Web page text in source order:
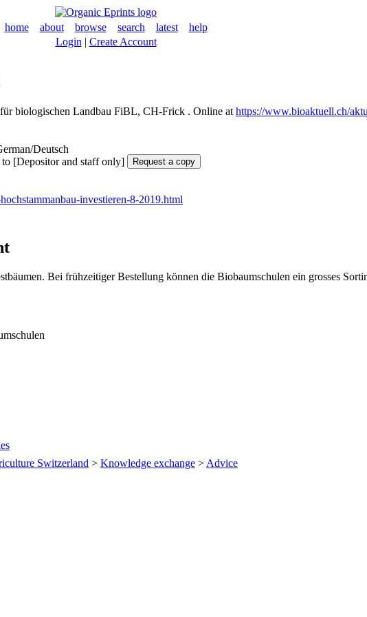
home about browse search latest
help
Login | Create Account
biologischen Landbau FiBL, CH-Frick . Online at https://www.bioaktuell.ch/
Deutsch
[Depositor and staff only]
investieren-8-2019.html
Bei frühzeitiger Bestellung können die Biobaumschulen ein grosses
Switzerland > Knowledge exchange > Advice